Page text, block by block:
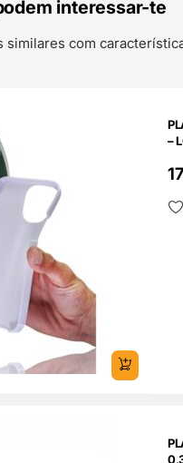
interessar-te
similares com
–